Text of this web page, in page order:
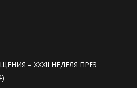
– XXXII НЕДЕЛЯ ПРЕЗ